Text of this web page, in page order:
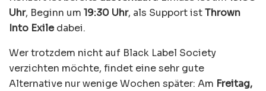
Uhr, Beginn um 19:30 Uhr, als Support istThrown
Into Exiledabei.
Wer trotzdem nicht auf Black Label Society
verzichten möchte, findet eine sehr gute
Alternative nur wenige Wochen später: Am Freitag,